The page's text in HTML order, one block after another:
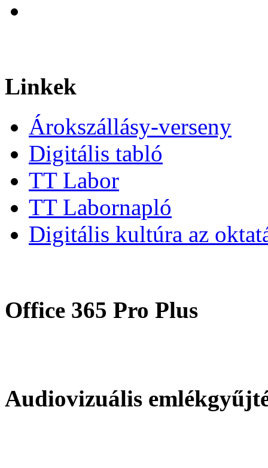
Linkek
Árokszállásy-verseny
Digitális tabló
TT Labor
TT Labornapló
Digitális kultúra az
Office 365 Pro Plus
Audiovizuális